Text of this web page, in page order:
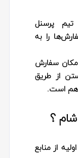
تیم پرسنل
را به
سفارش
از طریق
است.
؟
از منابع